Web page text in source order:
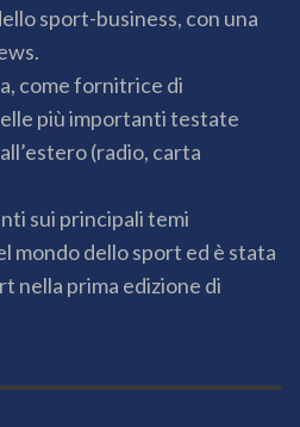
sport-business, con una
come fornitrice di
più importanti testate
(radio, carta
sui principali temi
mondo dello sport ed è stata
nella prima edizione di